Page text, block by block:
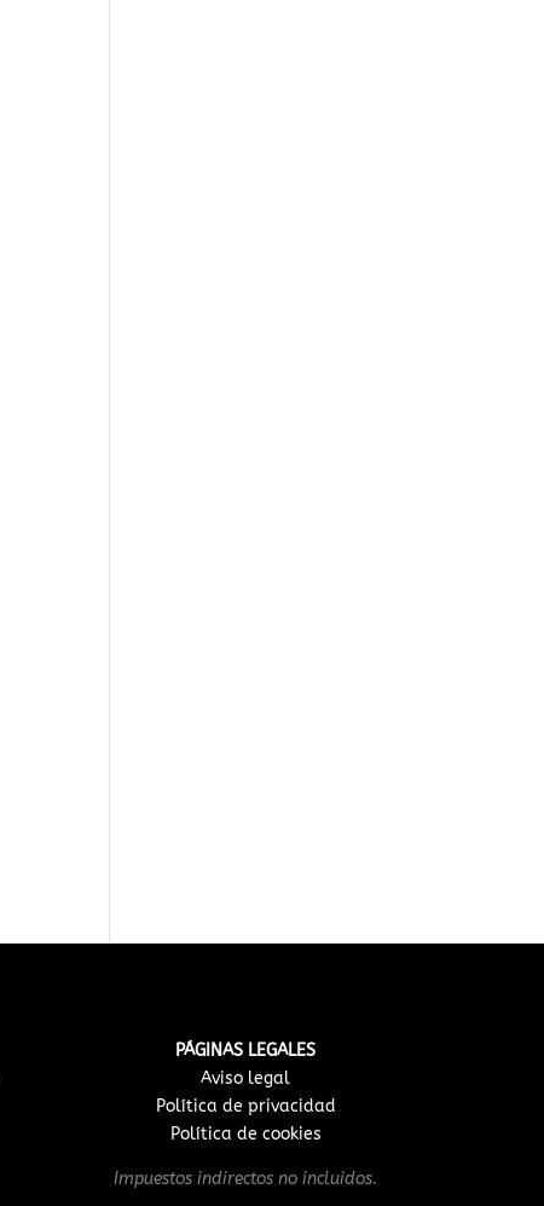
PÁGINAS LEGALES
Aviso legal
Política de privacidad
Política de cookies
Impuestos indirectos no incluidos.